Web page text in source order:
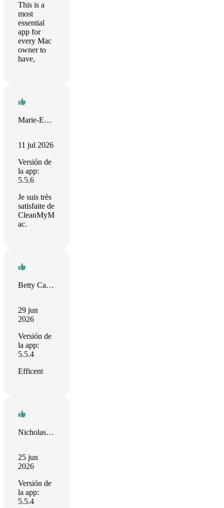
This is a
most
essential
app for
every Mac
owner to
have,
Marie-Emmanuelle Dugerdil
11 jul 2026
Versión de
la app:
5.5.6
Je suis très
satisfaite de
CleanMyM
ac.
Betty Carew
29 jun
2026
Versión de
la app:
5.5.4
Efficent
Nicholas Eduardo
25 jun
2026
Versión de
la app:
5.5.4